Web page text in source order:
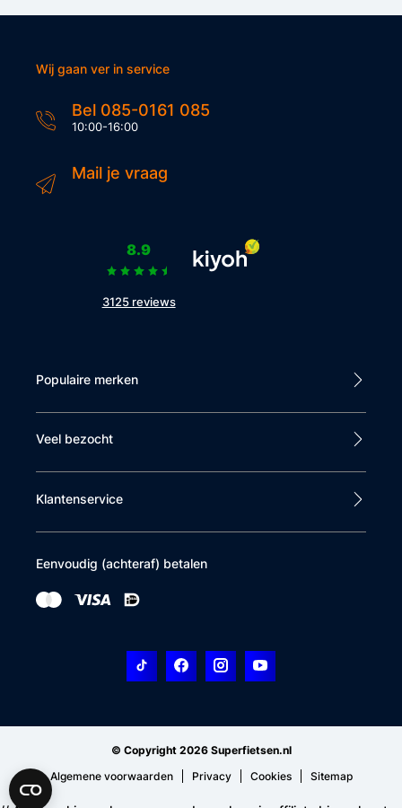
Wij gaan ver in service
Bel 085-0161 085
10:00-16:00
Mail je vraag
8.9
3125 reviews
Populaire merken
Veel bezocht
Klantenservice
Eenvoudig (achteraf) betalen
© Copyright 2026 Superfietsen.nl
Algemene voorwaarden
Privacy Cookies Sitemap